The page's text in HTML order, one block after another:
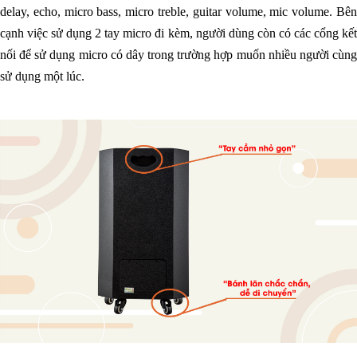
delay, echo, micro bass, micro treble, guitar volume, mic volume. Bên
cạnh việc sử dụng 2 tay micro đi kèm, người dùng còn có các cổng kết
nối để sử dụng micro có dây trong trường hợp muốn nhiều người cùng
sử dụng một lúc.